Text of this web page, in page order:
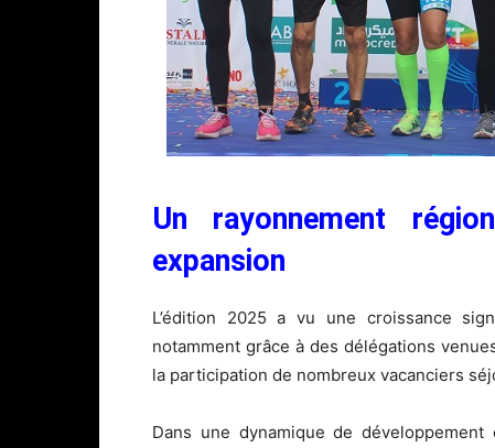
Un rayonnement
expansion
L’édition 2025 a vu une croissance
notamment grâce à des délégations
la participation de nombreux vacanciers
Dans une dynamique de